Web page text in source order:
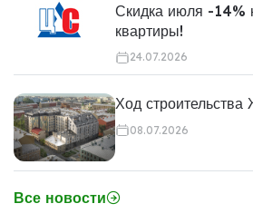
Скидка июля -14%
квартиры!
24.07.2026
Ход
08.07.2026
Все новости